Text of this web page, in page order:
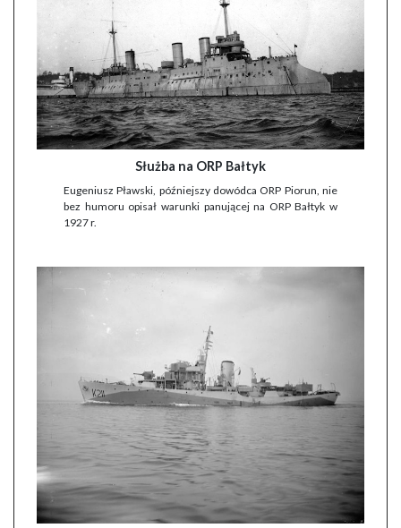
Służba na ORP Bałtyk
Eugeniusz Pławski, późniejszy dowódca ORP Piorun, nie
bez humoru opisał warunki panującej na ORP Bałtyk w
1927 r.